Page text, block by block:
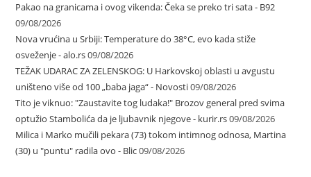
Pakao na granicama i ovog vikenda: Čeka se preko tri sata - B92
09/08/2026
Nova vrućina u Srbiji: Temperature do 38°C, evo kada stiže
osveženje - alo.rs09/08/2026
TEŽAK UDARAC ZA ZELENSKOG: U Harkovskoj oblasti u avgustu
uništeno više od 100 „baba jaga“ - Novosti09/08/2026
Tito je viknuo: "Zaustavite tog ludaka!" Brozov general pred svima
optužio Stambolića da je ljubavnik njegove - kurir.rs09/08/2026
Milica i Marko mučili pekara (73) tokom intimnog odnosa, Martina
(30) u "puntu" radila ovo - Blic09/08/2026